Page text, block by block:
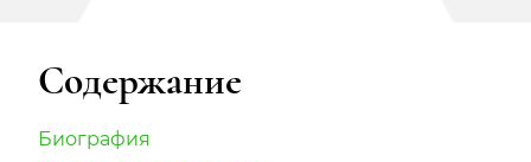
Содержание
Биография